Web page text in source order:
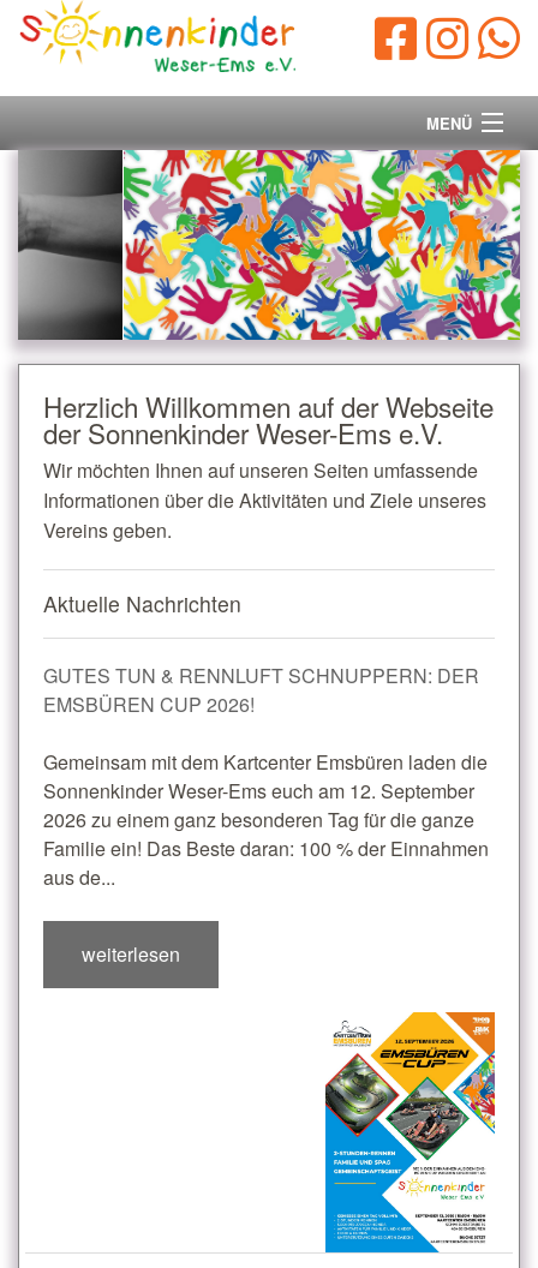
MENÜ
Startseite
Vorstand
Unsere Ziele
Ihre Spende
Aktuelles/Presse
Kontakt
Herzlich Willkommen auf der Webseite
der Sonnenkinder Weser-Ems e.V.
Wir möchten Ihnen auf unseren Seiten umfassende
Informationen über die Aktivitäten und Ziele unseres
Vereins geben.
Aktuelle Nachrichten
GUTES TUN & RENNLUFT SCHNUPPERN: DER
EMSBÜREN CUP 2026!
Gemeinsam mit dem Kartcenter Emsbüren laden die
Sonnenkinder Weser-Ems euch am 12. September
2026 zu einem ganz besonderen Tag für die ganze
Familie ein! Das Beste daran: 100 % der Einnahmen
aus de...
weiterlesen